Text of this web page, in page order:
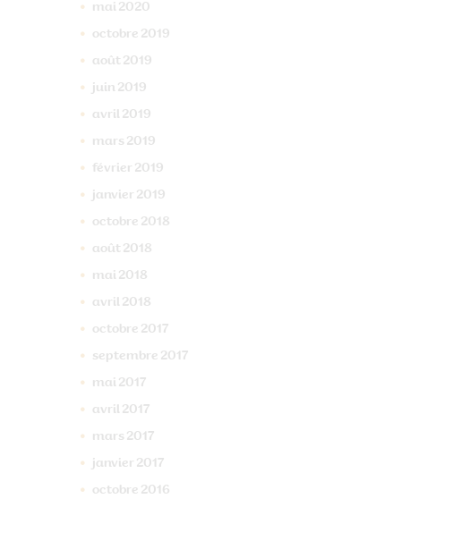
mai 2020
octobre 2019
août 2019
juin 2019
avril 2019
mars 2019
février 2019
janvier 2019
octobre 2018
août 2018
mai 2018
avril 2018
octobre 2017
septembre 2017
mai 2017
avril 2017
mars 2017
janvier 2017
octobre 2016